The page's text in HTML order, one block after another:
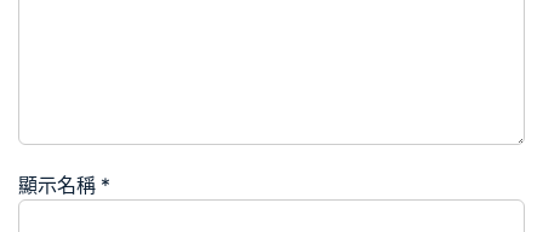
顯示名稱 *